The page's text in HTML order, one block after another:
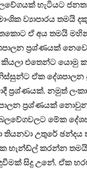
හැටියට
ව්‍යාපාරය තමයි
ඒ අය තමයි
ප්‍රශ්ණයක්
කියලා එතෙන්ට යොමු
ඒක දේශපාලන
ප්‍රශ්ණයක්. නමුත්
ප්‍රශ්ණයක්
මේක
තියනවා උතුරේ ඡන්දය
හැන්ඩ්ල් කරන්න
සිදු උනේ. ඒක